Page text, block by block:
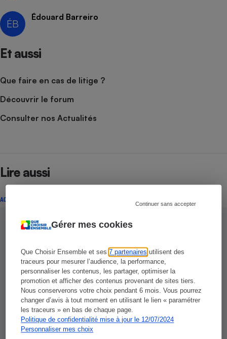
Gérer mes cookies
Que Choisir Ensemble et ses7 partenaires utilisent des
traceurs pour mesurer l’audience, la performance,
personnaliser les contenus, les partager, optimiser la
promotion et afficher des contenus provenant de sites tiers.
Nous conserverons votre choix pendant 6 mois. Vous pourrez
changer d’avis à tout moment en utilisant le lien « paramétrer
les traceurs » en bas de chaque page.
Politique de confidentialité mise à jour le 12/07/2024
Personnaliser mes choix
Continuer sans accepter
ÉB
Édouard Barreiro
Et aussi
Que faire en cas de litige ?
Découvrir le forum
Consulter nos Actualités
Lire aussi
ACTUALITÉ